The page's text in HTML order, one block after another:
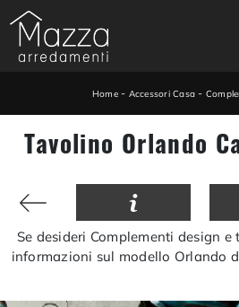
Home- Accessori Casa -
Tavolino Orlando
Se desideri Complementi design
informazioni sul modello Orlando